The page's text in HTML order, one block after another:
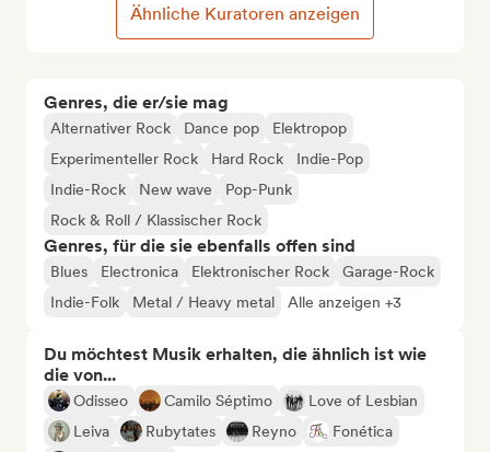
Genres, die er/sie mag
Alternativer Rock Dance pop
Elektropop
Experimenteller Rock
Hard Rock
Indie-Pop
Indie-Rock
New wave
Pop-Punk
Rock & Roll / Klassischer Rock
Genres, für die sie ebenfalls offen sind
Blues Electronica Elektronischer Rock
Garage-Rock
Indie-Folk
Metal / Heavy metal Alle anzeigen +3
Du möchtest Musik erhalten, die ähnlich ist wie
die von...
Odisseo Camilo Séptimo
Love of Lesbian
Leiva
Rubytates Reyno
Fonética
Ähnliche Kuratoren anzeigen